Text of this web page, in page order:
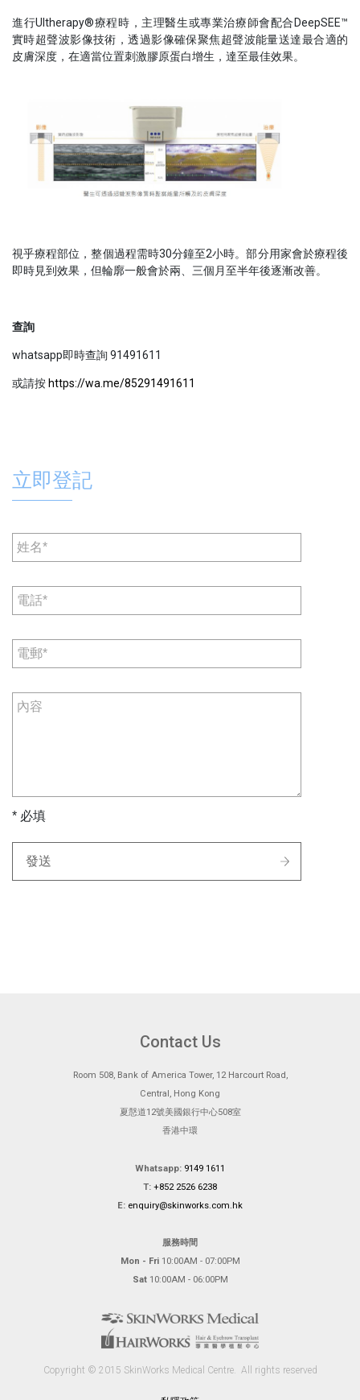
進行Ultherapy®療程時，主理醫生或專業治療師會配合DeepSEE™
實時超聲波影像技術，透過影像確保聚焦超聲波能量送達最合適的
皮膚深度，在適當位置刺激膠原蛋白增生，達至最佳效果。
視乎療程部位，整個過程需時30分鐘至2小時。部分用家會於療程後
即時見到效果，但輪廓一般會於兩、三個月至半年後逐漸改善。
查詢
whatsapp即時查詢 91491611
或請按 https://wa.me/85291491611
立即登記
* 必填
發送
Contact Us
Room 508, Bank of America Tower, 12 Harcourt Road,
Central, Hong Kong
夏慤道12號美國銀行中心508室
香港中環
Whatsapp: 9149 1611
T: +852 2526 6238
E: enquiry@skinworks.com.hk
服務時間
Mon - Fri10:00AM - 07:00PM
Sat10:00AM - 06:00PM
Copyright © 2015 SkinWorks Medical Centre. All rights reserved